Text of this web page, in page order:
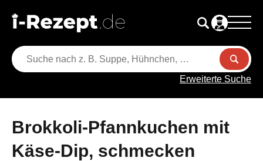
Erweiterte Suche
Brokkoli-Pfannkuchen mit
Käse-Dip, schmecken